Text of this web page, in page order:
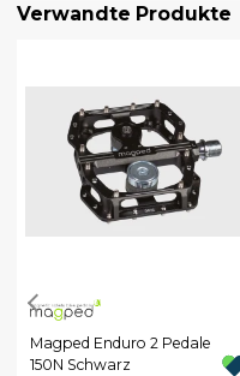
Verwandte Produkte
Magped Enduro 2 Pedale
150N Schwarz